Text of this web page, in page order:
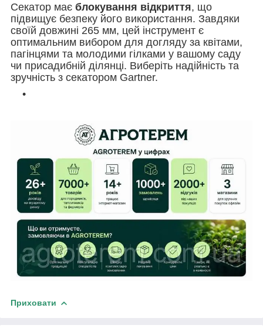
Секатор має блокування відкриття, що
підвищує безпеку його використання. Завдяки
своїй довжині 265 мм, цей інструмент є
оптимальним вибором для догляду за квітами,
пагінцями та молодими гілками у вашому саду
чи присадибній ділянці. Виберіть надійність та
зручність з секатором Gartner.
Приховати